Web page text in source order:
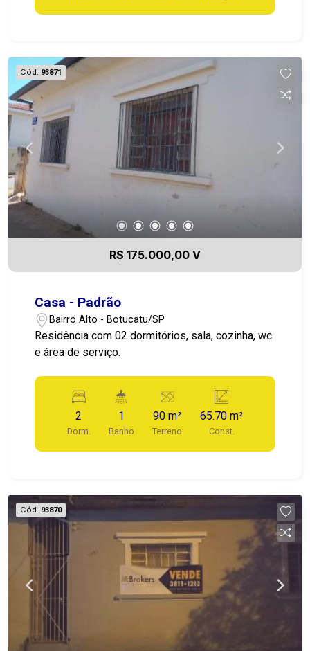
Cód. 93871
R$ 175.000,00 V
Casa - Padrão
Bairro Alto - Botucatu/SP
Residência com 02 dormitórios, sala, cozinha, wc
e área de serviço.
2
Dorm.
1
Banho
90 m²
Terreno
65.70 m²
Const.
Cód. 93870